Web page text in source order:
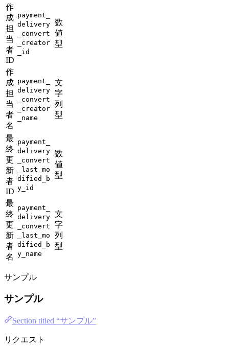
作
成
担
当
者
ID
payment_
delivery
_convert
_creator
_id
数
値
型
作
成
担
当
者
名
payment_
delivery
_convert
_creator
_name
文
字
列
型
最
終
更
新
者
ID
payment_
delivery
_convert
_last_mo
dified_b
y_id
数
値
型
最
終
更
新
者
名
payment_
delivery
_convert
_last_mo
dified_b
y_name
文
字
列
型
サンプル
サンプル
Section titled “サンプル”
リクエスト